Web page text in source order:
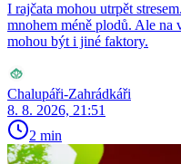
I rajčata mohou utrpět
mnohem méně plodů. Ale na
mohou být i jiné faktory.
Chalupáři-Zahrádkáři
8. 8. 2026, 21:51
2 min